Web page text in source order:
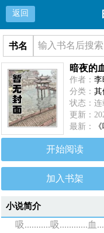
返回
书名
暗夜的
作者：李
分类：其
状态：连
更新：
最新：
开始阅读
加入书架
小说简介
吸...........吸............血